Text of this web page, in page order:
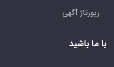
رپورتاژ آگهی
با ما باشید